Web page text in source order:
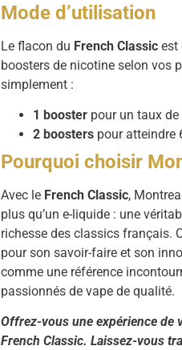
Mode d’utilisation
Le flacon du French Classic est
boosters de nicotine selon vos
simplement :
1 booster pour un taux
2 boosters pour atteindre
Pourquoi choisir
Avec le French Classic,
plus qu’un e-liquide : une
richesse des classics français.
pour son savoir-faire et son
comme une référence
passionnés de vape de qualité.
Offrez-vous une expérience de
French Classic. Laissez-vous